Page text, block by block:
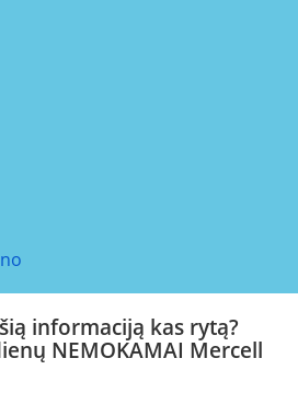
informaciją kas rytą?
NEMOKAMAI Mercell